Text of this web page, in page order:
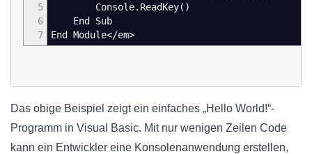
5
6
7
Console.ReadKey()
End Sub
End Module</em>
Das obige Beispiel zeigt ein einfaches „Hello World!“-
Programm in Visual Basic. Mit nur wenigen Zeilen Code
kann ein Entwickler eine Konsolenanwendung erstellen,